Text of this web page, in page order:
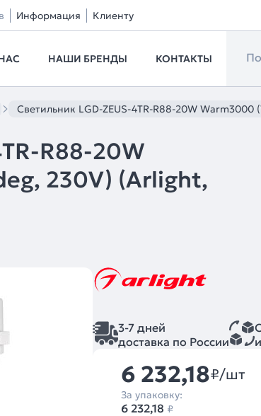
Информация Клиенту
НАШИ БРЕНДЫ КОНТАКТЫ
Светильник LGD-ZEUS-4TR-R88-20W
R88-20W
230V) (Arlight,
3-7 дней
доставка по России
6 232,18₽/шт
За упаковку:
6 232,18 ₽